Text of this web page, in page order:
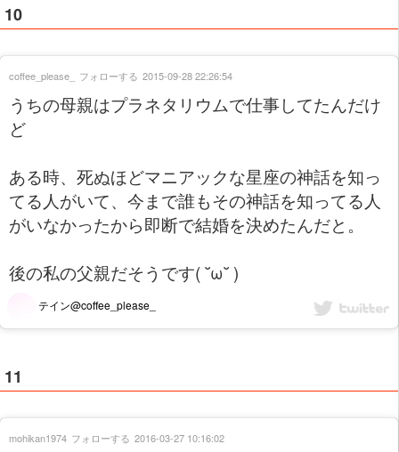
10
うちの母親はプラネタリウムで仕事してたんだけ
ど
ある時、死ぬほどマニアックな星座の神話を知っ
てる人がいて、今まで誰もその神話を知ってる人
がいなかったから即断で結婚を決めたんだと。
後の私の父親だそうです( ˘ω˘ )
テイン@coffee_please_
coffee_please_ フォローする 2015-09-28 22:26:54
11
mohikan1974 フォローする 2016-03-27 10:16:02